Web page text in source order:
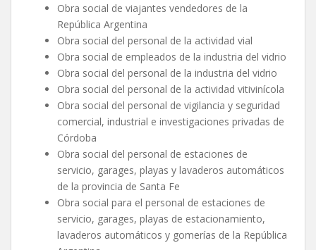
Obra social de viajantes vendedores de la
República Argentina
Obra social del personal de la actividad vial
Obra social de empleados de la industria del vidrio
Obra social del personal de la industria del vidrio
Obra social del personal de la actividad vitivinícola
Obra social del personal de vigilancia y seguridad
comercial, industrial e investigaciones privadas de
Córdoba
Obra social del personal de estaciones de
servicio, garages, playas y lavaderos automáticos
de la provincia de Santa Fe
Obra social para el personal de estaciones de
servicio, garages, playas de estacionamiento,
lavaderos automáticos y gomerías de la República